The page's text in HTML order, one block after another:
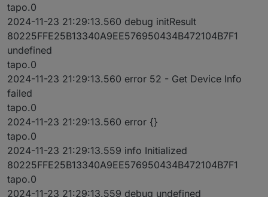
tapo.0
2024-11-23 21:29:13.560 debug initResult
80225FFE25B13340A9EE576950434B472104B7F1
undefined
tapo.0
2024-11-23 21:29:13.560 error 52 - Get Device Info
failed
tapo.0
2024-11-23 21:29:13.560 error {}
tapo.0
2024-11-23 21:29:13.559 info Initialized
80225FFE25B13340A9EE576950434B472104B7F1
tapo.0
2024-11-23 21:29:13.559 debug undefined